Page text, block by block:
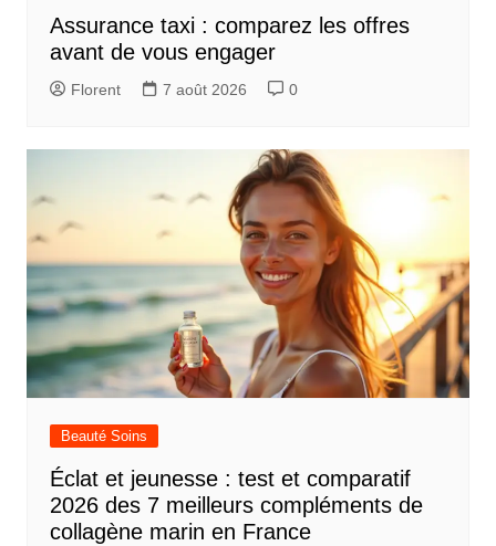
Assurance taxi : comparez les offres
avant de vous engager
Florent 7 août 2026 0
Beauté Soins
Éclat et jeunesse : test et comparatif
2026 des 7 meilleurs compléments de
collagène marin en France